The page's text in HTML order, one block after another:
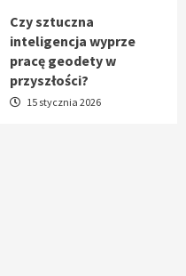
Czy sztuczna
inteligencja wyprze
pracę geodety w
przyszłości?
15 stycznia 2026